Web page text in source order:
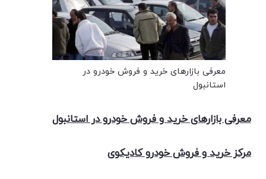
معرفی بازارهای خرید و فروش خودرو در
استانبول
معرفی بازارهای خرید و فروش خودرو در استانبول
مرکز خرید و فروش خودرو کادیکوی